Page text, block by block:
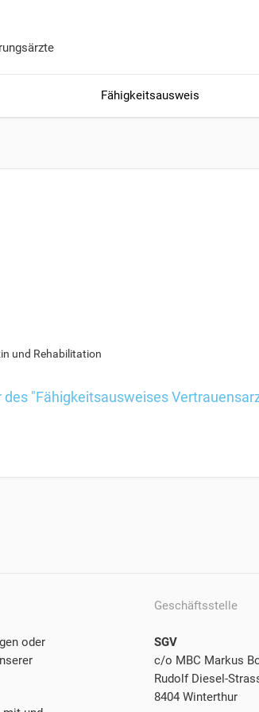
Fähigkeitsausweis
und Rehabilitation
"Fähigkeitsausweises
oder
Geschäftsstelle
SGV
c/o MBC Markus
Rudolf Diesel-
8404 Winterthur